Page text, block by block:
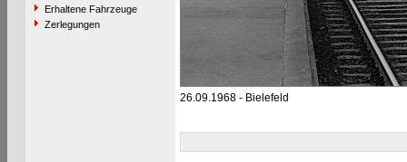
Erhaltene Fahrzeuge
Zerlegungen
26.09.1968 - Bielefeld